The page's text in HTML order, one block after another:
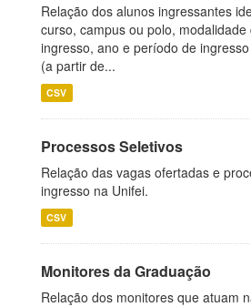
Relação dos alunos ingressantes
curso, campus ou polo,
ingresso, ano e período de
(a partir de...
CSV
Processos Seletivos
Relação das vagas ofertadas e
ingresso na Unifei.
CSV
Monitores da Graduação
Relação dos monitores que atuam